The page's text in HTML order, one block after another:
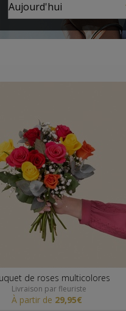
de roses multicolores
Livraison par fleuriste
à partir de 29,95€